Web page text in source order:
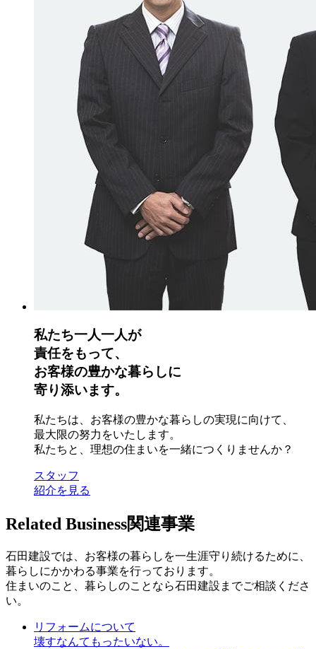
私たち一人一人が
責任をもって、
お客様の豊かな暮らしに
寄り添います。
私たちは、お客様の豊かな暮らしの実現に向けて、
最大限の努力をいたします。
私たちと、理想の住まいを一緒につくりませんか？
スタッフ
紹介を見る
Related Business関連事業
石田建設では、お客様の暮らしを一生涯守り続けるために、
暮らしにかかわる事業を行っております。
住まいのこと、暮らしのことなら石田建設までご相談くださ
い。
リフォームについて
壊すなんてもったいない。